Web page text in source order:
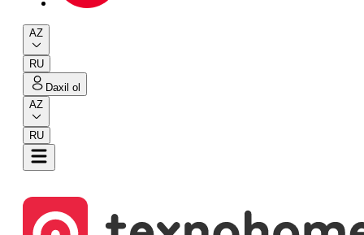
AZ
RU
Daxil ol
AZ
RU